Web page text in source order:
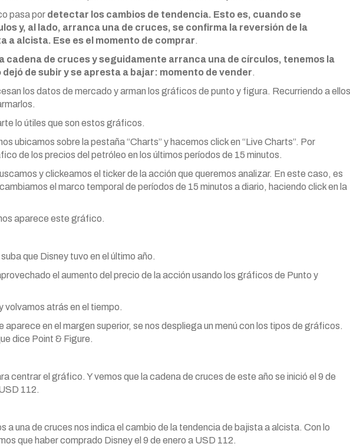
pasa por detectar los cambios de tendencia. Esto es, cuando se
y, al lado, arranca una de cruces, se confirma la reversión de la
a alcista. Ese es el momento de comprar.
cadena de cruces y seguidamente arranca una de círculos, tenemos la
de subir y se apresta a bajar: momento de vender.
los datos de mercado y arman los gráficos de punto y figura. Recurriendo a ellos
lo útiles que son estos gráficos.
ubicamos sobre la pestaña “Charts” y hacemos click en “Live Charts”. Por
de los precios del petróleo en los últimos períodos de 15 minutos.
y clickeamos el ticker de la acción que queremos analizar. En este caso, es
cambiamos el marco temporal de períodos de 15 minutos a diario, haciendo click en la
aparece este gráfico.
que Disney tuvo en el último año.
el aumento del precio de la acción usando los gráficos de Punto y
atrás en el tiempo.
aparece en el margen superior, se nos despliega un menú con los tipos de gráficos.
dice Point & Figure.
centrar el gráfico. Y vemos que la cadena de cruces de este año se inició el 9 de
112.
a una de cruces nos indica el cambio de la tendencia de bajista a alcista. Con lo
que haber comprado Disney el 9 de enero a USD 112.